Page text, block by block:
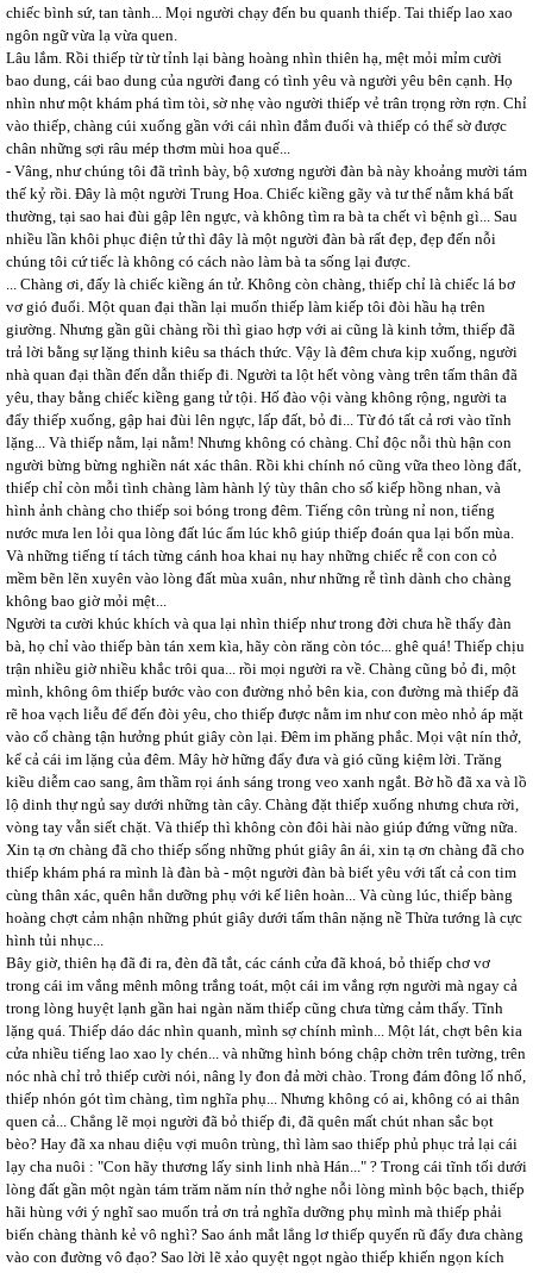
chiếc bình sứ, tan tành... Mọi người chạy đến bu quanh thiếp. Tai thiếp lao xao
ngôn ngữ vừa lạ vừa quen.
Lâu lắm. Rồi thiếp từ từ tỉnh lại bàng hoàng nhìn thiên hạ, mệt mỏi mỉm cười
bao dung, cái bao dung của người đang có tình yêu và người yêu bên cạnh. Họ
nhìn như một khám phá tìm tòi, sờ nhẹ vào người thiếp vẻ trân trọng rờn rợn. Chỉ
vào thiếp, chàng cúi xuống gần với cái nhìn đắm đuối và thiếp có thể sờ được
chân những sợi râu mép thơm mùi hoa quế...
- Vâng, như chúng tôi đã trình bày, bộ xương người đàn bà này khoảng mười tám
thế kỷ rồi. Đây là một người Trung Hoa. Chiếc kiềng gãy và tư thế nằm khá bất
thường, tại sao hai đùi gập lên ngực, và không tìm ra bà ta chết vì bệnh gì... Sau
nhiều lần khôi phục điện tử thì đây là một người đàn bà rất đẹp, đẹp đến nỗi
chúng tôi cứ tiếc là không có cách nào làm bà ta sống lại được.
... Chàng ơi, đấy là chiếc kiềng án tử. Không còn chàng, thiếp chỉ là chiếc lá bơ
vơ gió đuổi. Một quan đại thần lại muốn thiếp làm kiếp tôi đòi hầu hạ trên
giường. Nhưng gần gũi chàng rồi thì giao hợp với ai cũng là kinh tởm, thiếp đã
trả lời bằng sự lặng thinh kiêu sa thách thức. Vậy là đêm chưa kịp xuống, người
nhà quan đại thần đến dẫn thiếp đi. Người ta lột hết vòng vàng trên tấm thân đã
yêu, thay bằng chiếc kiềng gang tử tội. Hố đào vội vàng không rộng, người ta
đẩy thiếp xuống, gập hai đùi lên ngực, lấp đất, bỏ đi... Từ đó tất cả rơi vào tĩnh
lặng... Và thiếp nằm, lại nằm! Nhưng không có chàng. Chỉ độc nỗi thù hận con
người bừng bừng nghiền nát xác thân. Rồi khi chính nó cũng vữa theo lòng đất,
thiếp chỉ còn mỗi tình chàng làm hành lý tùy thân cho số kiếp hồng nhan, và
hình ảnh chàng cho thiếp soi bóng trong đêm. Tiếng côn trùng nỉ non, tiếng
nước mưa len lỏi qua lòng đất lúc ẩm lúc khô giúp thiếp đoán qua lại bốn mùa.
Và những tiếng tí tách từng cánh hoa khai nụ hay những chiếc rễ con con cỏ
mềm bẽn lẽn xuyên vào lòng đất mùa xuân, như những rễ tình dành cho chàng
không bao giờ mỏi mệt...
Người ta cười khúc khích và qua lại nhìn thiếp như trong đời chưa hề thấy đàn
bà, họ chỉ vào thiếp bàn tán xem kìa, hãy còn răng còn tóc... ghê quá! Thiếp chịu
trận nhiều giờ nhiều khắc trôi qua... rồi mọi người ra về. Chàng cũng bỏ đi, một
mình, không ôm thiếp bước vào con đường nhỏ bên kia, con đường mà thiếp đã
rẽ hoa vạch liễu để đến đòi yêu, cho thiếp được nằm im như con mèo nhỏ áp mặt
vào cổ chàng tận hưởng phút giây còn lại. Đêm im phăng phắc. Mọi vật nín thở,
kể cả cái im lặng của đêm. Mây hờ hững đẩy đưa và gió cũng kiệm lời. Trăng
kiều diễm cao sang, âm thầm rọi ánh sáng trong veo xanh ngắt. Bờ hồ đã xa và lồ
lộ dinh thự ngủ say dưới những tàn cây. Chàng đặt thiếp xuống nhưng chưa rời,
vòng tay vẫn siết chặt. Và thiếp thì không còn đôi hài nào giúp đứng vững nữa.
Xin tạ ơn chàng đã cho thiếp sống những phút giây ân ái, xin tạ ơn chàng đã cho
thiếp khám phá ra mình là đàn bà - một người đàn bà biết yêu với tất cả con tim
cùng thân xác, quên hẳn dưỡng phụ với kế liên hoàn... Và cùng lúc, thiếp bàng
hoàng chợt cảm nhận những phút giây dưới tấm thân nặng nề Thừa tướng là cực
hình tủi nhục...
Bây giờ, thiên hạ đã đi ra, đèn đã tắt, các cánh cửa đã khoá, bỏ thiếp chơ vơ
trong cái im vắng mênh mông trắng toát, một cái im vắng rợn người mà ngay cả
trong lòng huyệt lạnh gần hai ngàn năm thiếp cũng chưa từng cảm thấy. Tĩnh
lặng quá. Thiếp dáo dác nhìn quanh, mình sợ chính mình... Một lát, chợt bên kia
cửa nhiều tiếng lao xao ly chén... và những hình bóng chập chờn trên tường, trên
nóc nhà chỉ trỏ thiếp cười nói, nâng ly đon đả mời chào. Trong đám đông lố nhố,
thiếp nhón gót tìm chàng, tìm nghĩa phụ... Nhưng không có ai, không có ai thân
quen cả... Chẳng lẽ mọi người đã bỏ thiếp đi, đã quên mất chút nhan sắc bọt
bèo? Hay đã xa nhau diệu vợi muôn trùng, thì làm sao thiếp phủ phục trả lại cái
lạy cha nuôi : "Con hãy thương lấy sinh linh nhà Hán..." ? Trong cái tĩnh tối dưới
lòng đất gần một ngàn tám trăm năm nín thở nghe nỗi lòng mình bộc bạch, thiếp
hãi hùng với ý nghĩ sao muốn trả ơn trả nghĩa dưỡng phụ mình mà thiếp phải
biến chàng thành kẻ vô nghì? Sao ánh mắt lẳng lơ thiếp quyến rũ đẩy đưa chàng
vào con đường vô đạo? Sao lời lẽ xảo quyệt ngọt ngào thiếp khiến ngọn kích